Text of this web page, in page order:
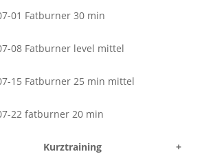
01 Fatburner 30 min
08 Fatburner level mittel
15 Fatburner 25 min mittel
22 fatburner 20 min
Kurztraining
+